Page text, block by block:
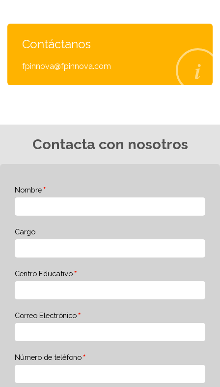
Contáctanos
fpinnova@fpinnova.com
Contacta con nosotros
Nombre
Cargo
Centro Educativo
Correo Electrónico
Número de teléfono